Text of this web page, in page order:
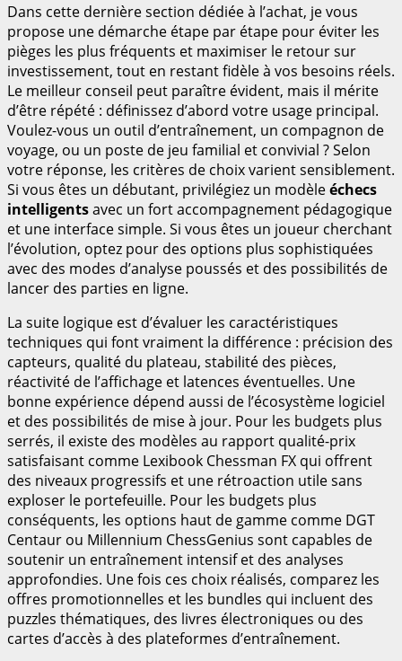
Dans cette dernière section dédiée à l’achat, je vous
propose une démarche étape par étape pour éviter les
pièges les plus fréquents et maximiser le retour sur
investissement, tout en restant fidèle à vos besoins réels.
Le meilleur conseil peut paraître évident, mais il mérite
d’être répété : définissez d’abord votre usage principal.
Voulez-vous un outil d’entraînement, un compagnon de
voyage, ou un poste de jeu familial et convivial ? Selon
votre réponse, les critères de choix varient sensiblement.
Si vous êtes un débutant, privilégiez un modèleéchecs
intelligentsavec un fort accompagnement pédagogique
et une interface simple. Si vous êtes un joueur cherchant
l’évolution, optez pour des options plus sophistiquées
avec des modes d’analyse poussés et des possibilités de
lancer des parties en ligne.
La suite logique est d’évaluer les caractéristiques
techniques qui font vraiment la différence : précision des
capteurs, qualité du plateau, stabilité des pièces,
réactivité de l’affichage et latences éventuelles. Une
bonne expérience dépend aussi de l’écosystème logiciel
et des possibilités de mise à jour. Pour les budgets plus
serrés, il existe des modèles au rapport qualité-prix
satisfaisant comme Lexibook Chessman FX qui offrent
des niveaux progressifs et une rétroaction utile sans
exploser le portefeuille. Pour les budgets plus
conséquents, les options haut de gamme comme DGT
Centaur ou Millennium ChessGenius sont capables de
soutenir un entraînement intensif et des analyses
approfondies. Une fois ces choix réalisés, comparez les
offres promotionnelles et les bundles qui incluent des
puzzles thématiques, des livres électroniques ou des
cartes d’accès à des plateformes d’entraînement.